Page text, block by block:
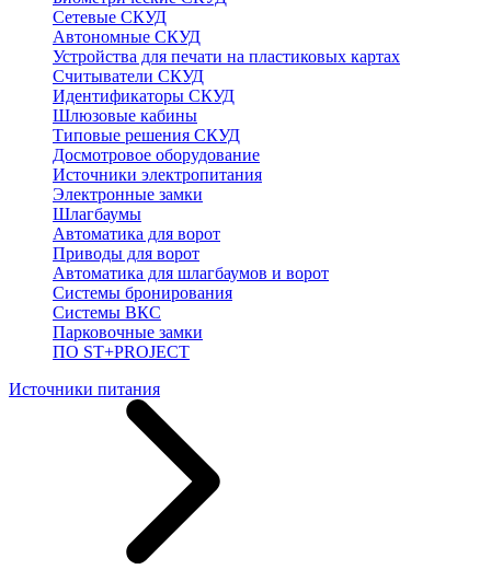
Сетевые СКУД
Автономные СКУД
Устройства для печати на пластиковых картах
Считыватели СКУД
Идентификаторы СКУД
Шлюзовые кабины
Типовые решения СКУД
Досмотровое оборудование
Источники электропитания
Электронные замки
Шлагбаумы
Автоматика для ворот
Приводы для ворот
Автоматика для шлагбаумов и ворот
Системы бронирования
Системы ВКС
Парковочные замки
ПО ST+PROJECT
Источники питания